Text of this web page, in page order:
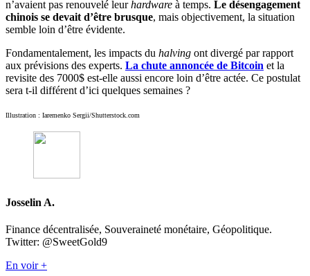
n’avaient pas renouvelé leurhardware à temps. Le désengagement
chinois se devait d’être brusque, mais objectivement, la situation
semble loin d’être évidente.
Fondamentalement, les impacts du halving ont divergé par rapport
aux prévisions des experts. La chute annoncée de Bitcoin et la
revisite des 7000$ est-elle aussi encore loin d’être actée. Ce postulat
sera t-il différent d’ici quelques semaines ?
Illustration : Iaremenko Sergii/Shutterstock.com
Josselin A.
Finance décentralisée, Souveraineté monétaire, Géopolitique.
Twitter: @SweetGold9
En voir +